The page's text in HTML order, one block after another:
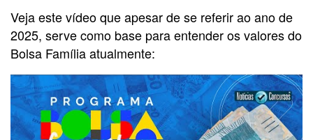
Veja este vídeo que apesar de se referir ao ano de
2025, serve como base para entender os valores do
Bolsa Família atualmente: